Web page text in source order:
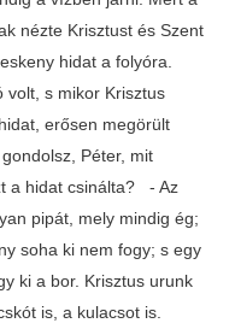
nézte Krisztust és Szent
hidat a folyóra.
volt, s mikor Krisztus
erősen megörült
Péter, mit
a hidat csinálta? - Az
pipát, mely mindig ég;
soha ki nem fogy; s egy
ki a bor. Krisztus urunk
is, a kulacsot is.